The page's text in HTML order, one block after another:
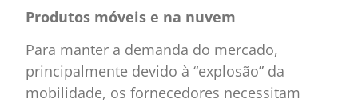
Produtos móveis e na nuvem
Para manter a demanda do mercado,
principalmente devido à “explosão” da
mobilidade, os fornecedores necessitam